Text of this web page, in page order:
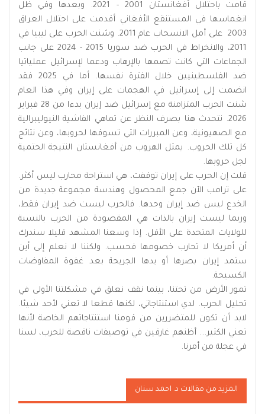
قامت باحتلال أفغانستان 2001 - 2021. وبعدها وفي ظل
انغماسها في المستنقع الأفغاني أقدمت على احتلال العراق
2003 على أمل الانسحاب عام 2011. وشنت الحرب على ليبيا في
2011، والانخراط في الحرب ضد سوريا 2015 - 2024 على جانب
الجماعات التي كانت تصمها بالإرهاب ودعما لإسرائيل عملياتيا
ضد الفلسطينيين خلال الفترة نفسها. أما في 2025 فقد
انضمت إلى إسرائيل في الهجمات على إيران وفي هذا العام
شنت الحرب المتزامنة مع إسرائيل ضد إيران بدءا من 28 فبراير
2026. نتحدث هنا بصرف النظر عن تماهي الفاشية النيوليبرالية
مع الصهيونية، وعن المبررات التي تسوقها لحروبها، وعن نتائج
كل تلك الحروب. يمثل الهروب من أفغانستان النتيجة الحتمية
لجل حروبها.
قلت إن الحرب على إيران توقفت، هي استراحة محارب ليس أكثر.
على ترامب الآن جمع المحصول وهندسة مجموعة جديدة من
الخدع ليس ضد إيران وحدها. فالحرب ليست ضد إيران فقط،
وربما ليست إيران بالذات هي المقصودة من الحرب بالنسبة
للولايات المتحدة على الأقل. إذا وسعنا المشهد قليلا سندرك
أن أمريكا لا تحارب خصومها فحسب. ولكننا لا نعلم إلى أين
ستمد إيران بصرها أو يدها الجريحة بعد غفوة المفاوضات
الكسيحة.
تمور الأرض من تحتنا، بينما نقف نعلق في مشكلتنا الأولى في
تحليل الحرب. لدي استنتاجاتي، لكنها قطعا لا تعني لأحد شيئا.
لابد أن تكون للمتضررين من قومنا استنتاجاتهم الخاصة لأنها
تعني الكثير... أظنهم غارقين في توصيفات ناقصة للحرب، لسنا
في عجلة من أمرنا.
المزيد من مقالات د. احمد سنان